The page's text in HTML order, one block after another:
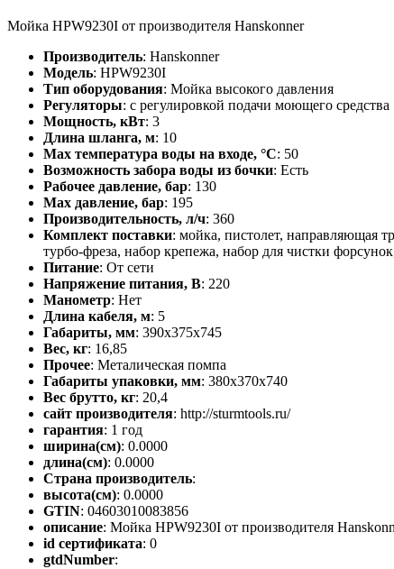
Мойка HPW9230I от производителя Hanskonner
Производитель: Hanskonner
Модель: HPW9230I
Тип оборудования: Мойка высокого давления
Регуляторы: с регулировкой подачи моющего средства
Мощность, кВт: 3
Длина шланга, м: 10
Max температура воды на входе, °С: 50
Возможность забора воды из бочки: Есть
Рабочее давление, бар: 130
Max давление, бар: 195
Производительность, л/ч: 360
Комплект поставки: мойка, пистолет, направляющая
турбо-фреза, набор крепежа, набор для чистки
Питание: От сети
Напряжение питания, В: 220
Манометр: Нет
Длина кабеля, м: 5
Габариты, мм: 390х375х745
Вес, кг: 16,85
Прочее: Металическая помпа
Габариты упаковки, мм: 380x370x740
Вес брутто, кг: 20,4
сайт производителя: http://sturmtools.ru/
гарантия: 1 год
ширина(см): 0.0000
длина(см): 0.0000
Страна производитель:
высота(см): 0.0000
GTIN: 04603010083856
описание: Мойка HPW9230I от производителя
id сертификата: 0
gtdNumber: